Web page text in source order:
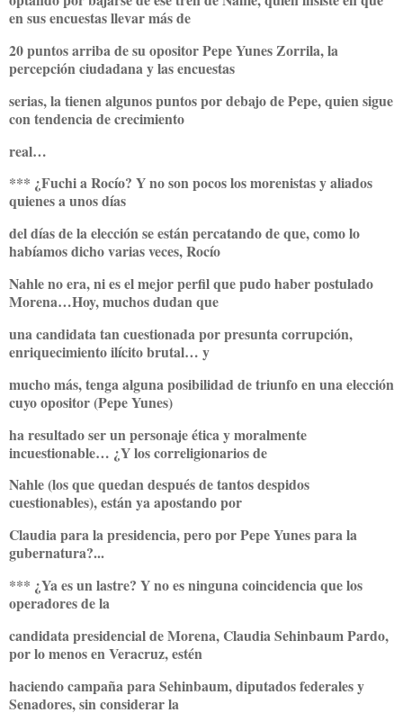
en sus encuestas llevar más de
20 puntos arriba de su opositor Pepe Yunes Zorrila, la
percepción ciudadana y las encuestas
serias, la tienen algunos puntos por debajo de Pepe, quien sigue
con tendencia de crecimiento
real…
*** ¿Fuchi a Rocío? Y no son pocos los morenistas y aliados
quienes a unos días
del días de la elección se están percatando de que, como lo
habíamos dicho varias veces, Rocío
Nahle no era, ni es el mejor perfil que pudo haber postulado
Morena…Hoy, muchos dudan que
una candidata tan cuestionada por presunta corrupción,
enriquecimiento ilícito brutal… y
mucho más, tenga alguna posibilidad de triunfo en una elección
cuyo opositor (Pepe Yunes)
ha resultado ser un personaje ética y moralmente
incuestionable… ¿Y los correligionarios de
Nahle (los que quedan después de tantos despidos
cuestionables), están ya apostando por
Claudia para la presidencia, pero por Pepe Yunes para la
gubernatura?...
*** ¿Ya es un lastre? Y no es ninguna coincidencia que los
operadores de la
candidata presidencial de Morena, Claudia Sehinbaum Pardo,
por lo menos en Veracruz, estén
haciendo campaña para Sehinbaum, diputados federales y
Senadores, sin considerar la